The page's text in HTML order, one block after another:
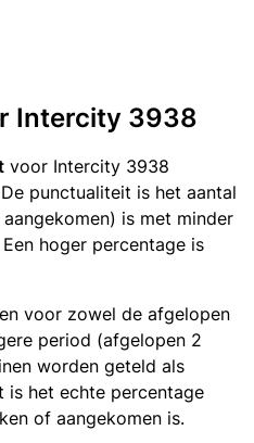
Intercity 3938
voor Intercity 3938
punctualiteit is het aantal
is met minder
hoger percentage is
voor zowel de afgelopen
period (afgelopen 2
worden geteld als
is het echte percentage
of aangekomen is.